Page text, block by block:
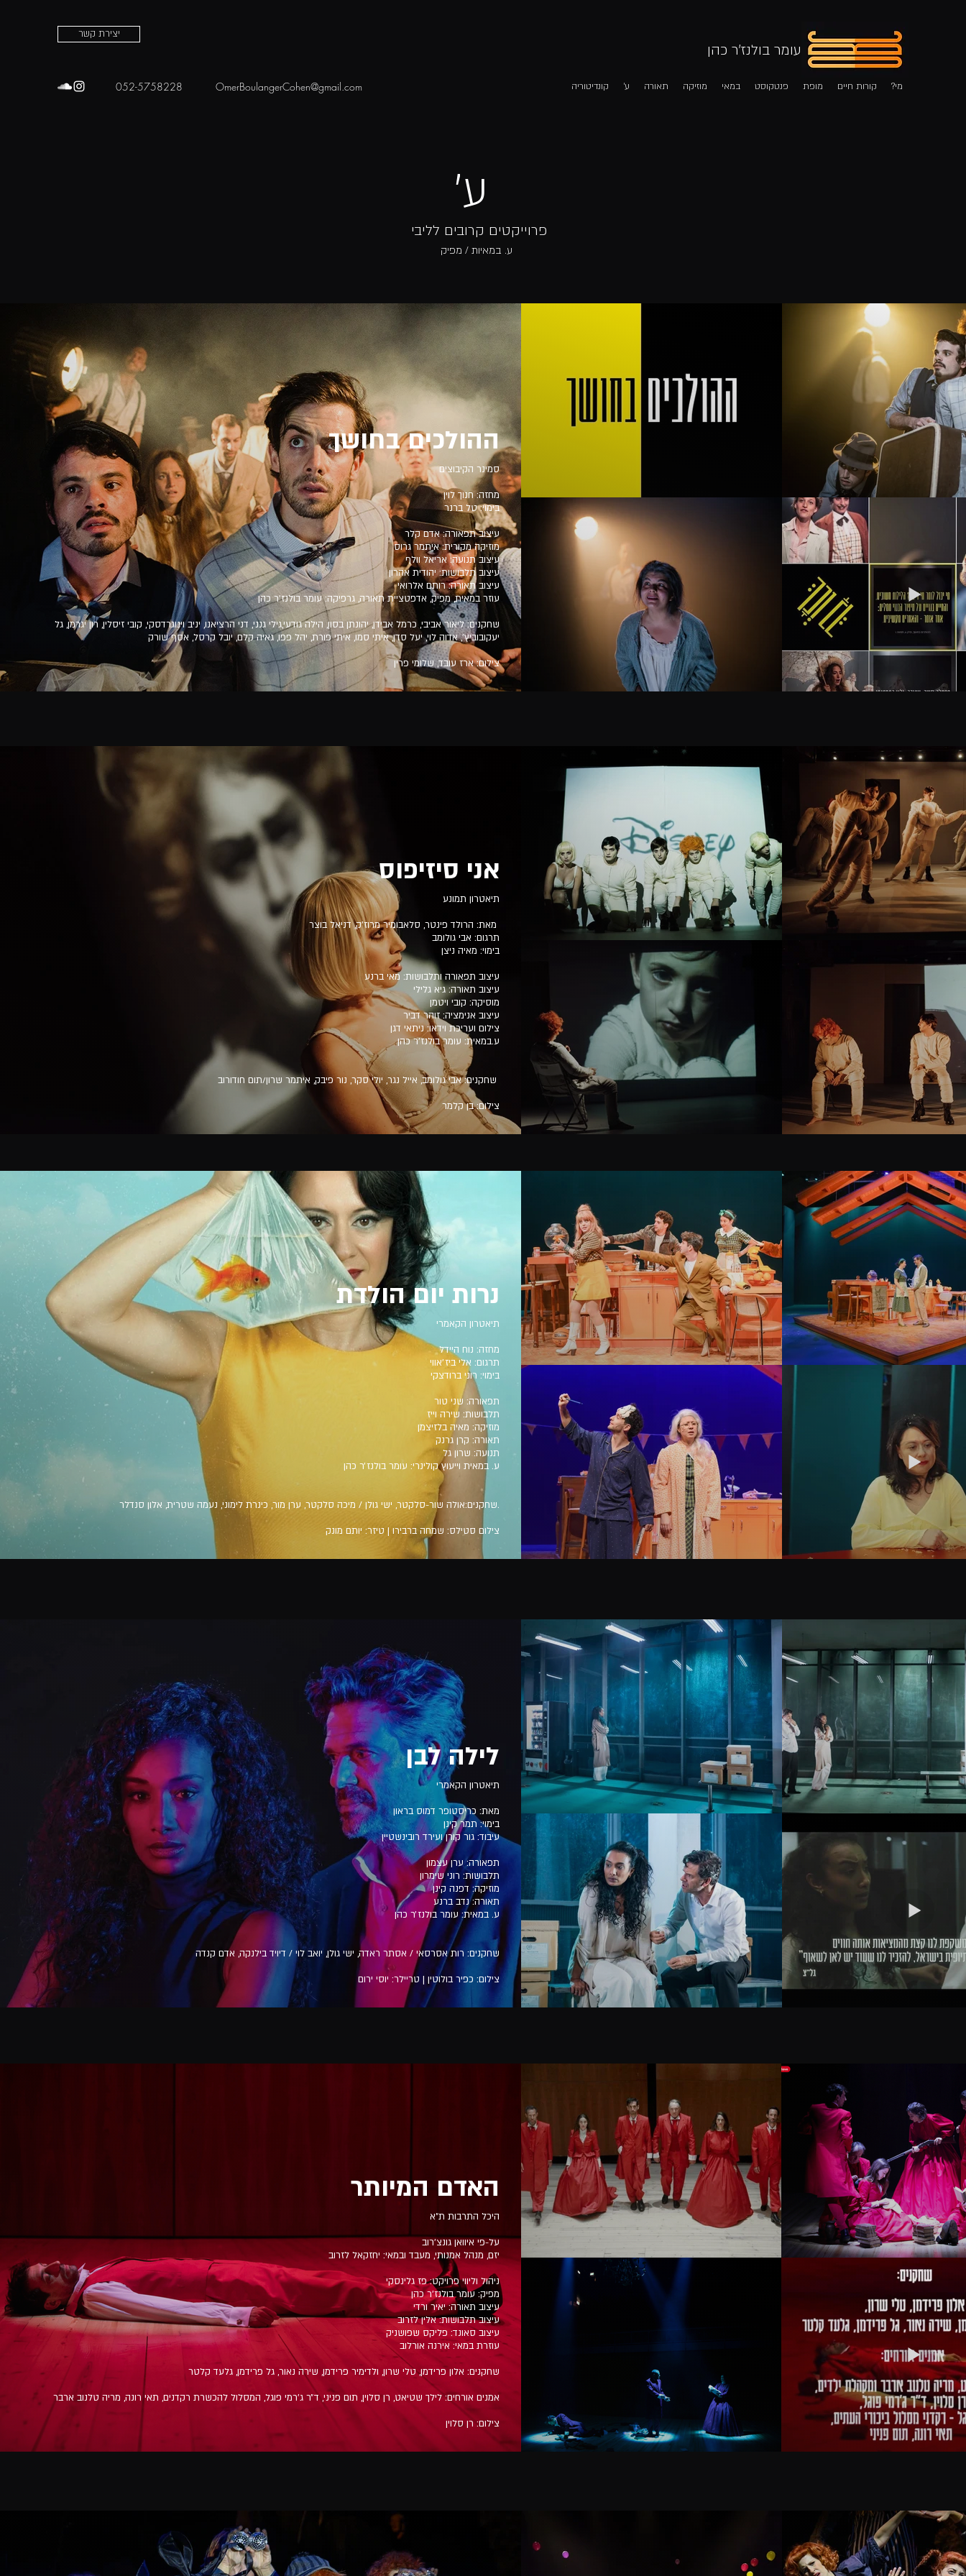
יצירת קשר
עומר בולנז'ר כהן
052-5758228 OmerBoulangerCohen@gmail.com מי? קורות חיים מופת פנטקוסט במאי מוזיקה תאורה ע׳ קונדיטוריה
ע'
פרוייקטים קרובים לליבי
ע. במאיות / מפיק
ההולכים בחושך
סמינר הקיבוצים
מחזה: חנוך לוין
בימוי: טל ברנר
עיצוב תפאורה: אדם קלר
מוזיקה מקורית: איתמר גרוס
עיצוב תנועה: אריאל וולף
עיצוב תלבושות: יהודית אהרון
עיצוב תאורה: רותם אלרואי
עוזר במאית, מפיק, אדפטציית תאורה, גרפיקה: עומר בולנז'ר כהן
שחקנים: ליאור אביבי, כרמל אבידן, יהונתן בסון, הילה גודעי,גילי גנני, דני הרציאנו, יניב וינוגרדסקי, קובי זיסלין, רון יגרמן, גל
יעקובוביץ', אדוה לוי, יעל סדן, איתי סמו, איתי פורת, יהל פפו, גאיה קלם, יובל קרסל, אסף שורק
צילום: ארז עובד, שלומי פרין
אני סיזיפוס
תיאטרון תמונע
תרגום: אבי גולומב
בימוי: מאיה ניצן
עיצוב תפאורה ותלבושות: מאי ברנע
עיצוב תאורה: גיא גלילי
מוסיקה: קובי ויטמן
עיצוב אנימציה: זוהר דביר
צילום ועריכת וידאו: ניתאי דגן
ע.במאית: עומר בולנז'ר כהן
צילום: בן קלמר
נרות יום הולדת
תיאטרון הקאמרי
מחזה: נוח היידל
תרגום: אלי ביז׳אווי
בימוי: רוני ברודצקי
תפאורה: שני טור
תלבושות: שירה וייז
מוזיקה: מאיה בלזיצמן
תאורה: קרן גרנק
תנועה: שרון גל
ע. במאית וייעוץ קולינרי: עומר בולנז׳ר כהן
שחקנים:אולה שור-סלקטר, ישי גולן / מיכה סלקטר, ערן מור, כינרת לימוני, נעמה שטרית, אלון סנדלר.
צילום סטילס: שמחה ברבירו | טיזר: יותם מונק
לילה לבן
תיאטרון הקאמרי
מאת: כריסטופר דמוס בראון
בימוי: תמר קינן
עיבוד: גור קורן ועירד רובינשטיין
תפאורה: ערן עצמון
תלבושות: רוני שימרון
מוזיקה: דפנה קינן
תאורה: נדב ברנע
ע. במאית: עומר בולנז׳ר כהן
שחקנים: רות אסרסאי / אסתר ראדה, ישי גולן, יואב לוי / דיויד בילנקה, אדם קנדה
צילום: כפיר בולוטין | טריילר: יוסי ירום
האדם המיותר
היכל התרבות ת״א
על-פי איוואן גונצ'רוב
יזם, מנהל אמנותי, מעבד ובמאי: יחזקאל לזרוב
ניהול וליווי פרויקט: פז גלינסקי
מפיק: עומר בולנז'ר כהן
עיצוב תאורה: יאיר ורדי
עיצוב תלבושות: אלין לזרוב
עיצוב סאונד: פליקס שפושניק
עוזרת במאי: אירנה אורלוב
שחקנים: אלון פרידמן, טלי שרון, ולדימיר פרידמן, שירה נאור, גל פרידמן, גלעד קלטר
אמנים אורחים: לילך שטיאט, רן סלוין, תום פניני, ד״ר ג'רמי פוגל, המסלול להכשרת רקדנים, תאי רונה, מריה טלנוב ארבר
צילום: רן סלוין